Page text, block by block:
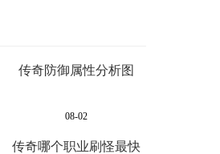
传奇防御属性分析图
08-02
传奇哪个职业刷怪最快